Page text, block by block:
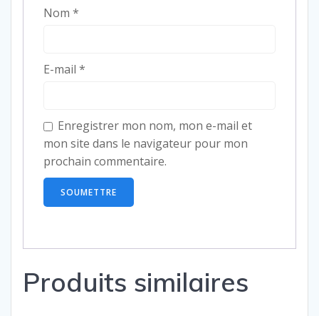
Nom *
E-mail *
Enregistrer mon nom, mon e-mail et
mon site dans le navigateur pour mon
prochain commentaire.
Produits similaires